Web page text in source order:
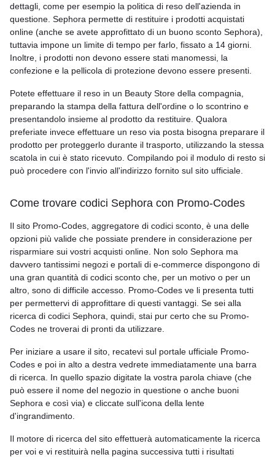
dettagli, come per esempio la politica di reso dell'azienda in
questione. Sephora permette di restituire i prodotti acquistati
online (anche se avete approfittato di un buono sconto Sephora),
tuttavia impone un limite di tempo per farlo, fissato a 14 giorni.
Inoltre, i prodotti non devono essere stati manomessi, la
confezione e la pellicola di protezione devono essere presenti.
Potete effettuare il reso in un Beauty Store della compagnia,
preparando la stampa della fattura dell'ordine o lo scontrino e
presentandolo insieme al prodotto da restituire. Qualora
preferiate invece effettuare un reso via posta bisogna preparare il
prodotto per proteggerlo durante il trasporto, utilizzando la stessa
scatola in cui è stato ricevuto. Compilando poi il modulo di resto si
può procedere con l'invio all'indirizzo fornito sul sito ufficiale.
Come trovare codici Sephora con Promo-Codes
Il sito Promo-Codes, aggregatore di codici sconto, è una delle
opzioni più valide che possiate prendere in considerazione per
risparmiare sui vostri acquisti online. Non solo Sephora ma
davvero tantissimi negozi e portali di e-commerce dispongono di
una gran quantità di codici sconto che, per un motivo o per un
altro, sono di difficile accesso. Promo-Codes ve li presenta tutti
per permettervi di approfittare di questi vantaggi. Se sei alla
ricerca di codici Sephora, quindi, stai pur certo che su Promo-
Codes ne troverai di pronti da utilizzare.
Per iniziare a usare il sito, recatevi sul portale ufficiale Promo-
Codes e poi in alto a destra vedrete immediatamente una barra
di ricerca. In quello spazio digitate la vostra parola chiave (che
può essere il nome del negozio in questione o anche buoni
Sephora e così via) e cliccate sull'icona della lente
d'ingrandimento.
Il motore di ricerca del sito effettuerà automaticamente la ricerca
per voi e vi restituirà nella pagina successiva tutti i risultati